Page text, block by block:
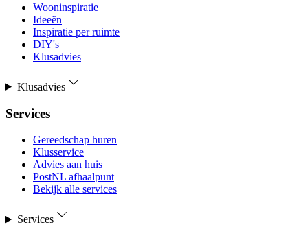
Wooninspiratie
Ideeën
Inspiratie per ruimte
DIY's
Klusadvies
Klusadvies
Services
Gereedschap huren
Klusservice
Advies aan huis
PostNL afhaalpunt
Bekijk alle services
Services